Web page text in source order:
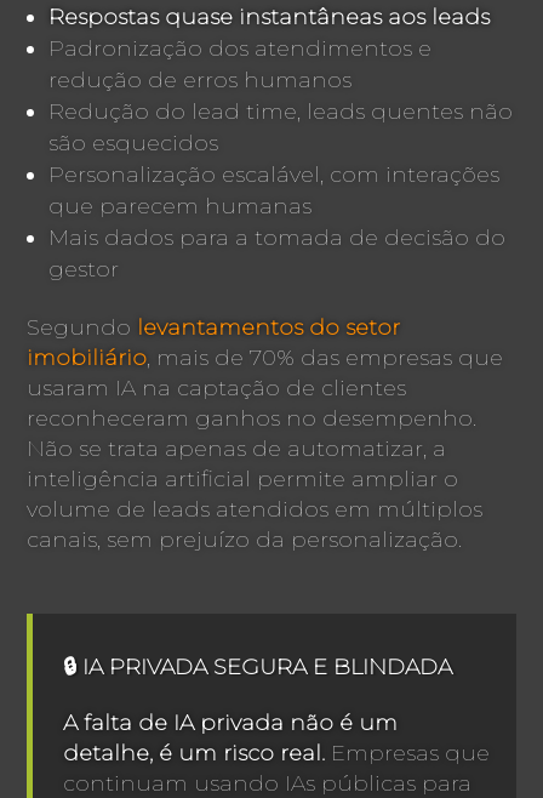
Respostas quase instantâneas aos leads
Padronização dos atendimentos e
redução de erros humanos
Redução do lead time, leads quentes não
são esquecidos
Personalização escalável, com interações
que parecem humanas
Mais dados para a tomada de decisão do
gestor
Segundo levantamentos do setor
imobiliário, mais de 70% das empresas que
usaram IA na captação de clientes
reconheceram ganhos no desempenho.
Não se trata apenas de automatizar, a
inteligência artificial permite ampliar o
volume de leads atendidos em múltiplos
canais, sem prejuízo da personalização.
🔒 IA PRIVADA SEGURA E BLINDADA
A falta de IA privada não é um
detalhe, é um risco real. Empresas que
continuam usando IAs públicas para